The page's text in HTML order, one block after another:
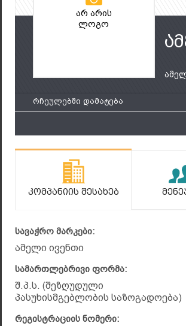
არ არის
ლოგო
რჩეულებში დამატება
Კომპანიის Შესახებ
სავაჭრო მარკები:
ამელი ივენთი
სამართლებრივი ფორმა:
შ.პ.ს. (შეზღუდული
პასუხისმგებლობის საზოგადოება)
რეგისტრაციის ნომერი: